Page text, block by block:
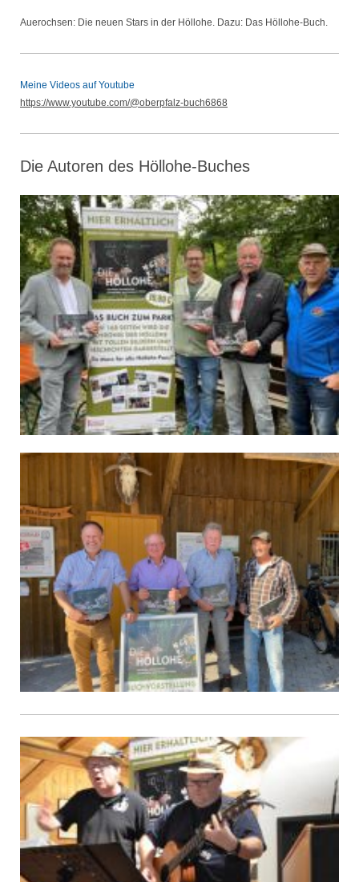
Auerochsen: Die neuen Stars in der Höllohe. Dazu: Das Höllohe-Buch.
Meine Videos auf Youtube
https://www.youtube.com/@oberpfalz-buch6868
Die Autoren des Höllohe-Buches